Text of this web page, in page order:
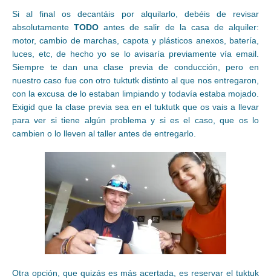
Si al final os decantáis por alquilarlo, debéis de revisar
absolutamenteTODO antes de salir de la casa de alquiler:
motor, cambio de marchas, capota y plásticos anexos, batería,
luces, etc, de hecho yo se lo avisaría previamente vía email.
Siempre te dan una clase previa de conducción, pero en
nuestro caso fue con otro tuktutk distinto al que nos entregaron,
con la excusa de lo estaban limpiando y todavía estaba mojado.
Exigid que la clase previa sea en el tuktutk que os vais a llevar
para ver si tiene algún problema y si es el caso, que os lo
cambien o lo lleven al taller antes de entregarlo.
Otra opción, que quizás es más acertada, es reservar el tuktuk